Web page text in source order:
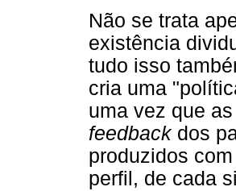
Não se trata
existência
tudo isso
cria uma
uma vez que
feedbackdos
produzidos
perfil, de cada